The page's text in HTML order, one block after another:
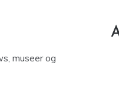
museer og